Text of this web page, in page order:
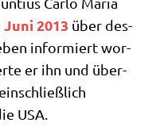
Juni 2013 über des­
infor­miert wor­
er ihn und über­
USA.